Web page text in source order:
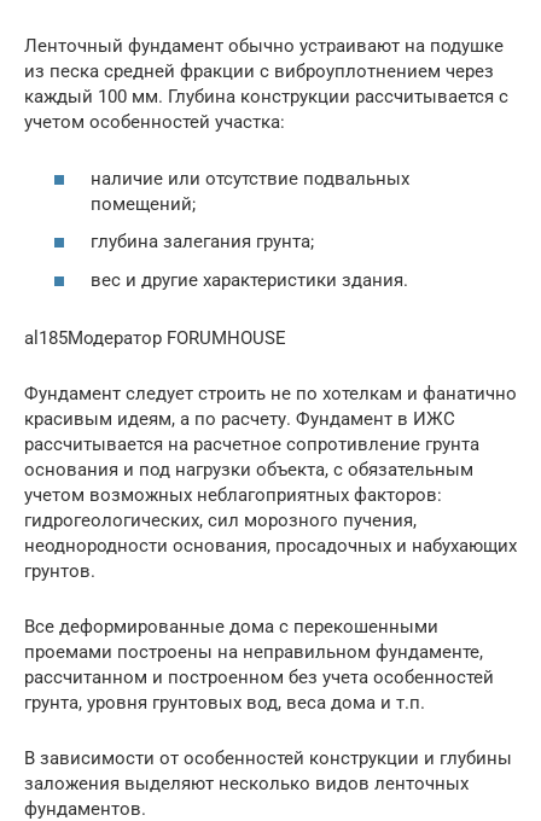
Ленточный фундамент обычно устраивают на подушке
из песка средней фракции с виброуплотнением через
каждый 100 мм. Глубина конструкции рассчитывается с
учетом особенностей участка:
наличие или отсутствие подвальных
помещений;
глубина залегания грунта;
вес и другие характеристики здания.
al185Модератор FORUMHOUSE
Фундамент следует строить не по хотелкам и фанатично
красивым идеям, а по расчету. Фундамент в ИЖС
рассчитывается на расчетное сопротивление грунта
основания и под нагрузки объекта, с обязательным
учетом возможных неблагоприятных факторов:
гидрогеологических, сил морозного пучения,
неоднородности основания, просадочных и набухающих
грунтов.
Все деформированные дома с перекошенными
проемами построены на неправильном фундаменте,
рассчитанном и построенном без учета особенностей
грунта, уровня грунтовых вод, веса дома и т.п.
В зависимости от особенностей конструкции и глубины
заложения выделяют несколько видов ленточных
фундаментов.